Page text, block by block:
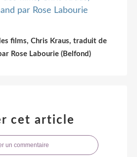
films, Chris Kraus, traduit de
Rose Labourie (Belfond)
cet article
un commentaire